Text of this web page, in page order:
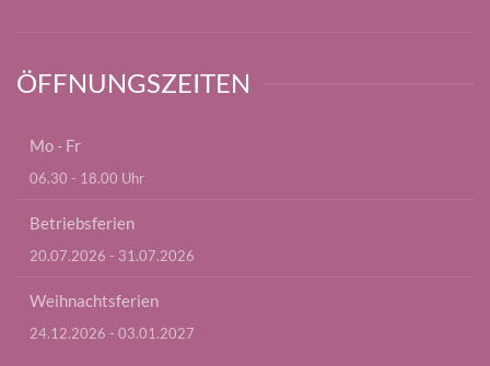
ÖFFNUNGSZEITEN
Mo - Fr
06.30 - 18.00 Uhr
Betriebsferien
20.07.2026 - 31.07.2026
Weihnachtsferien
24.12.2026 - 03.01.2027